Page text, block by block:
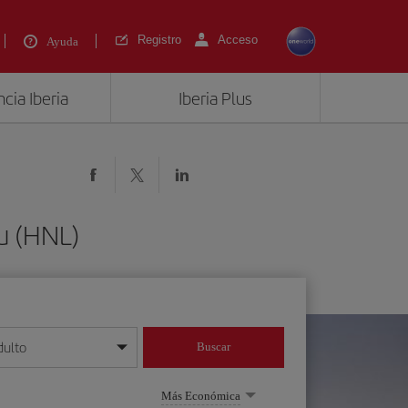
Ayuda Registro Acceso
Iberia Iberia Plus
(HNL)
mes/año
Buscar
Más Económica